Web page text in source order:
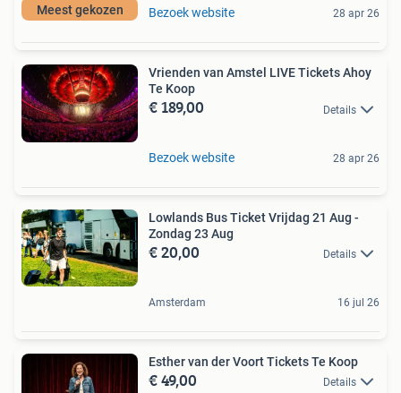
Meest gekozen Bezoek website 28 apr 26
Vrienden van Amstel LIVE Tickets Ahoy
Te Koop
€ 189,00 Details
Bezoek website 28 apr 26
Lowlands Bus Ticket Vrijdag 21 Aug -
Zondag 23 Aug
€ 20,00 Details
Amsterdam 16 jul 26
Esther van der Voort Tickets Te Koop
€ 49,00 Details